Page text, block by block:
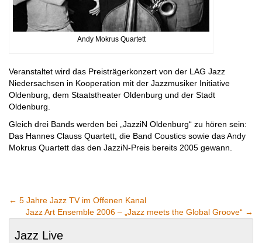
Andy Mokrus Quartett
Veranstaltet wird das Preisträgerkonzert von der LAG Jazz
Niedersachsen in Kooperation mit der Jazzmusiker Initiative
Oldenburg, dem Staatstheater Oldenburg und der Stadt
Oldenburg.
Gleich drei Bands werden bei „JazziN Oldenburg“ zu hören sein:
Das Hannes Clauss Quartett, die Band Coustics sowie das Andy
Mokrus Quartett das den JazziN-Preis bereits 2005 gewann.
← 5 Jahre Jazz TV im Offenen Kanal
Jazz Art Ensemble 2006 – „Jazz meets the Global Groove“ →
Jazz Live